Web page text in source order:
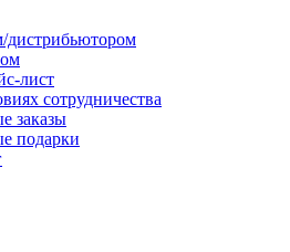
дистрибьютором
лист
сотрудничества
заказы
подарки